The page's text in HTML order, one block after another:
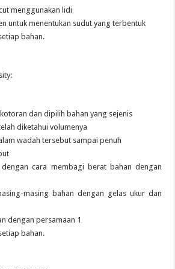
menggunakan lidi
untuk menentukan sudut yang terbentuk
bahan.
dan dipilih bahan yang sejenis
diketahui volumenya
wadah tersebut sampai penuh
cara membagi berat bahan dengan
masing bahan dengan gelas ukur dan
dengan persamaan 1
bahan.